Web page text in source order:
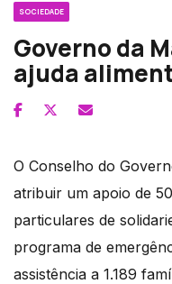
SOCIEDADE
Governo da
ajuda
O Conselho do
atribuir um apoio de
particulares de
programa de
assistência a 1.189